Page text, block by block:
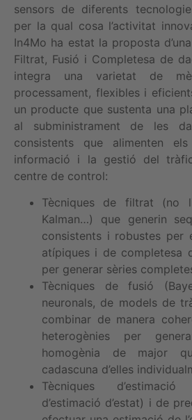
sensors de diferents
per la qual cosa l’activitat
In4Mo ha estat la proposta
Filtrat, Fusió i Completesa de
integra una varietat de
processament, flexibles i
un producte que sustenta una
al subministrament de les
consistents que alimenten
informació i la gestió del
centre de control:
Tècniques de filtrat (no
Kalman…) que generin
consistents i robustes per
atípiques i de completesa
per generar sèries
Tècniques de fusió
neuronals, de models de
combinar de manera
heterogènies per
homogènia de major
cadascuna d’elles
Tècniques
d’estimació d’estat) i de